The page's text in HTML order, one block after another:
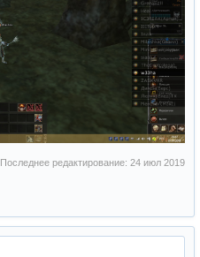
Последнее редактирование: 24 июл 2019